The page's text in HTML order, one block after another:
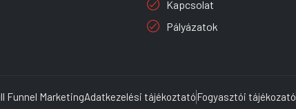
Kapcsolat
Pályázatok
Funnel MarketingAdatkezelési tájékoztatóFogyasztói tájékozató